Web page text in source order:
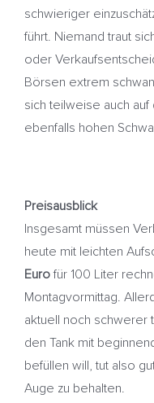
schwieriger
führt. Niemand traut
oder
Börsen extrem
sich teilweise auch
ebenfalls hohen
Preisausblick
Insgesamt müssen
heute mit leichten
Eurofür 100 Liter
Montagvormittag.
aktuell noch schwerer
den Tank mit
befüllen will, tut also
Auge zu behalten.